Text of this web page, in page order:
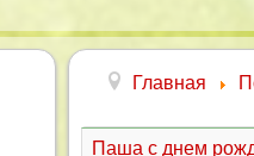
Главная
Паша с днем